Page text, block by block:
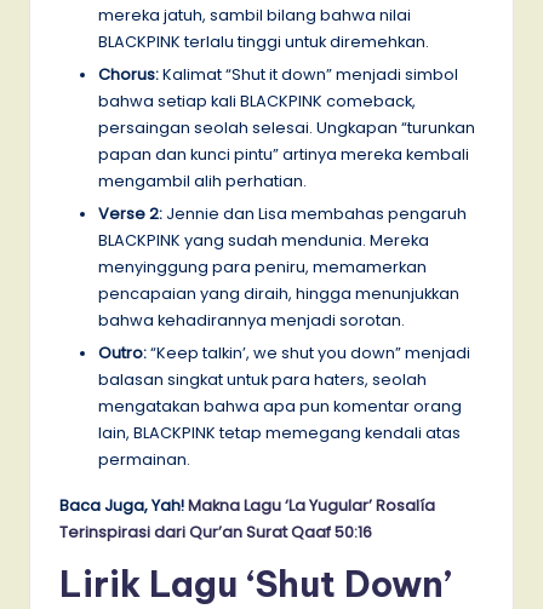
mereka jatuh, sambil bilang bahwa nilai
BLACKPINK terlalu tinggi untuk diremehkan.
Chorus:Kalimat “Shut it down” menjadi simbol
bahwa setiap kali BLACKPINK comeback,
persaingan seolah selesai. Ungkapan “turunkan
papan dan kunci pintu” artinya mereka kembali
mengambil alih perhatian.
Verse 2: Jennie dan Lisa membahas pengaruh
BLACKPINK yang sudah mendunia. Mereka
menyinggung para peniru, memamerkan
pencapaian yang diraih, hingga menunjukkan
bahwa kehadirannya menjadi sorotan.
Outro:“Keep talkin’, we shut you down” menjadi
balasan singkat untuk para haters, seolah
mengatakan bahwa apa pun komentar orang
lain, BLACKPINK tetap memegang kendali atas
permainan.
Baca Juga, Yah!Makna Lagu ‘La Yugular’ Rosalía
Terinspirasi dari Qur’an Surat Qaaf 50:16
Lirik Lagu ‘Shut Down’